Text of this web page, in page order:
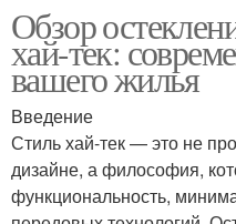
Обзор
хай-тек:
вашего жилья
Введение
Стиль хай-тек — это не
дизайне, а философия,
функциональность,